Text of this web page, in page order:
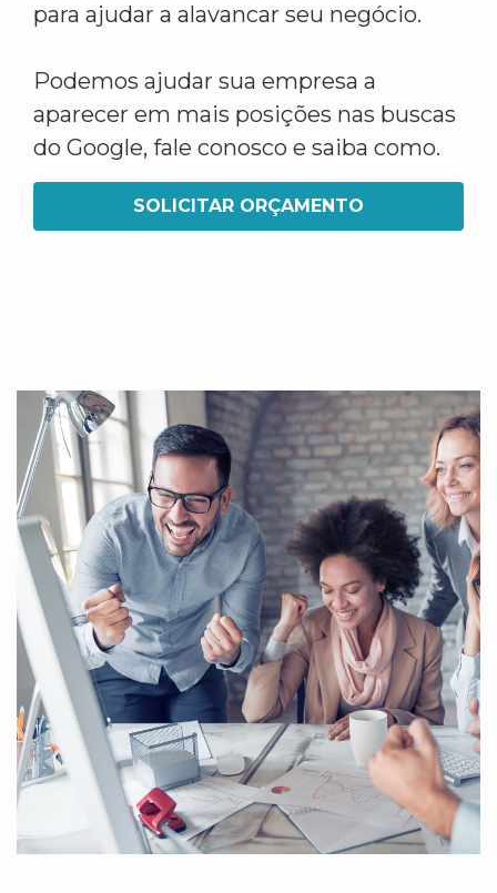
para ajudar a alavancar seu negócio.
Podemos ajudar sua empresa a
aparecer em mais posições nas buscas
do Google, fale conosco e saiba como.
SOLICITAR ORÇAMENTO